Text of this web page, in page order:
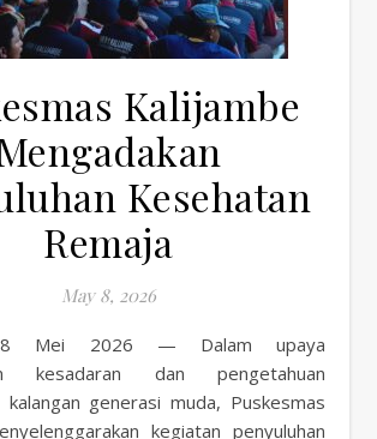
Kalijambe
Kesehatan
Remaja
May 8, 2026
kesadaran dan pengetahuan
generasi muda, Puskesmas
kegiatan penyuluhan